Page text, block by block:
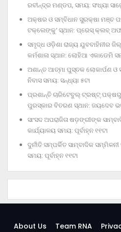
ରବୀନ୍ଦ୍ର ମଣ୍ଡପ, ସମୟ: ସଂଧ୍ୟା
ଅକ୍ଷର ଓ ସମ୍ବିଧାନ ସୁରକ୍ଷା ମଞ୍ଚ
ଟକ୍‌ଲେଙ୍କୁ’ ସ୍ଥାନ: ପ୍ରେସ୍‌ କ୍ଲବ୍‌ ଅଫ୍‌
ସମୃଦ୍ଧ ଓଡ଼ିଶା ରାଜ୍ୟ ଯୁବବାହିନୀର
କର୍ମଶାଳା ସ୍ଥାନ: ଲୋହିଆ ଏକାଡେମି
ଅଶାନ୍ତ ଆତ୍ମା ପୁସ୍ତକ ଲୋକାର୍ପଣ ଓ
ନିବାସ ସମୟ: ସନ୍ଧ୍ୟା ୫ଟା
ପ୍ରଶାନ୍ତି ଚାରିଟେବୁଲ୍‌ ଟ୍ରଷ୍ଟ୍‌
ପୁରସ୍କାର ବିତରଣ ସ୍ଥାନ: ଜୟଦେବ
ସାଂସଦ ଅପରାଜିତା ଷଡ଼ଙ୍ଗୀଙ୍କ
କାର୍ଯ୍ୟାଳୟ ସମୟ: ପୂର୍ବାହ୍ନ ୧୧ଟା
ଦୁର୍ନୀତି ସମ୍ପର୍କିତ ସାମ୍ବାଦିକ
ସମୟ: ପୂର୍ବାହ୍ନ ୧୧ଟା
About Us Team RNA